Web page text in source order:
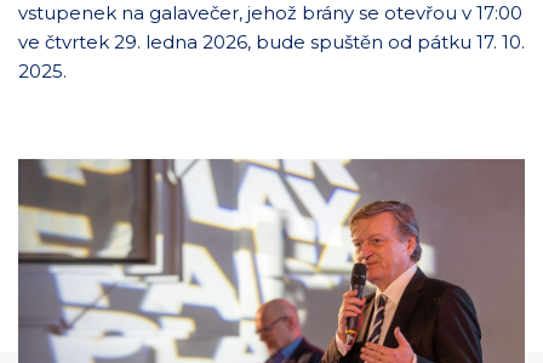
vstupenek na galavečer, jehož brány se otevřou v 17:00
ve čtvrtek 29. ledna 2026, bude spuštěn od pátku 17. 10.
2025.